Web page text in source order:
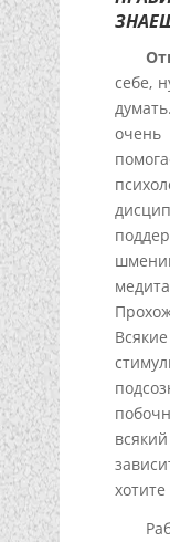
себе,
очень